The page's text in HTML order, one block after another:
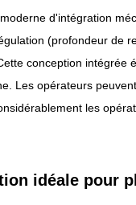
d'intégration
(profondeur de
conception intégrée
Les opérateurs
les
idéale pour